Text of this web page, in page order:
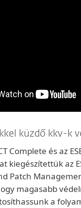
küzdő kkv-k
Complete és az
kiegészítettük az
Patch
magasabb
a